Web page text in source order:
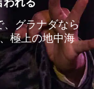
グラナダなら
極上の地中海